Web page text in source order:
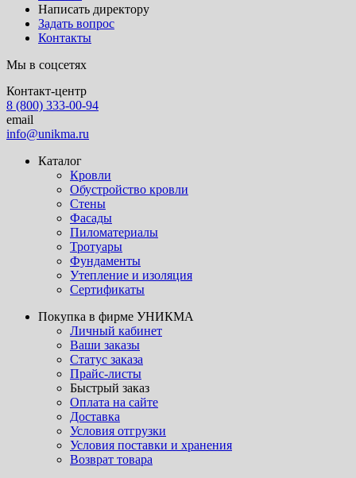
Написать директору
Задать вопрос
Контакты
Мы в соцсетях
Контакт-центр
8 (800) 333-00-94
email
info@unikma.ru
Каталог
Кровли
Обустройство кровли
Стены
Фасады
Пиломатериалы
Тротуары
Фундаменты
Утепление и изоляция
Сертификаты
Покупка в фирме УНИКМА
Личный кабинет
Ваши заказы
Статус заказа
Прайс-листы
Быстрый заказ
Оплата на сайте
Доставка
Условия отгрузки
Условия поставки и хранения
Возврат товара